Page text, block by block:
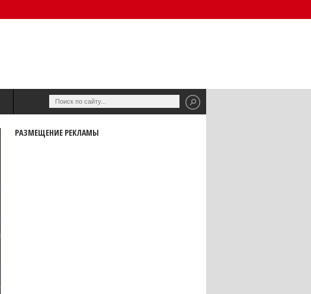
РАЗМЕЩЕНИЕ РЕКЛАМЫ